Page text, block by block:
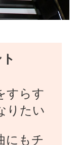
すらす
りたい
にもチ